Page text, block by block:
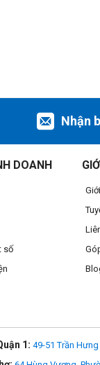
Nhận
DOANH
số
1: 49-51 Trần